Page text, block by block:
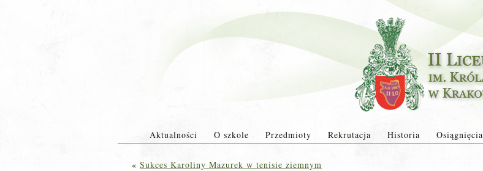
Aktualności O szkole Przedmioty Rekrutacja Historia Osiągnięcia
« Sukces Karoliny Mazurek w tenisie ziemnym